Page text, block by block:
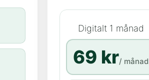
Digitalt 1 månad
69 kr/ månad